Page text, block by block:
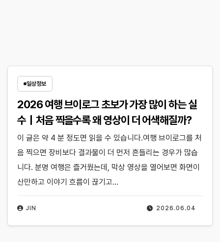
일상정보
2026 여행 브이로그 초보가 가장 많이 하는 실
수｜처음 찍을수록 왜 영상이 더 어색해질까?
2026.06.04
JIN
이 글은 약 4 분 정도면 읽을 수 있습니다.여행 브이로그를 처
음 찍으면 장비보다 결과물이 더 먼저 흔들리는 경우가 많습
니다. 분명 여행은 즐거웠는데, 막상 영상을 열어보면 화면이
산만하고 이야기 흐름이 끊기고…